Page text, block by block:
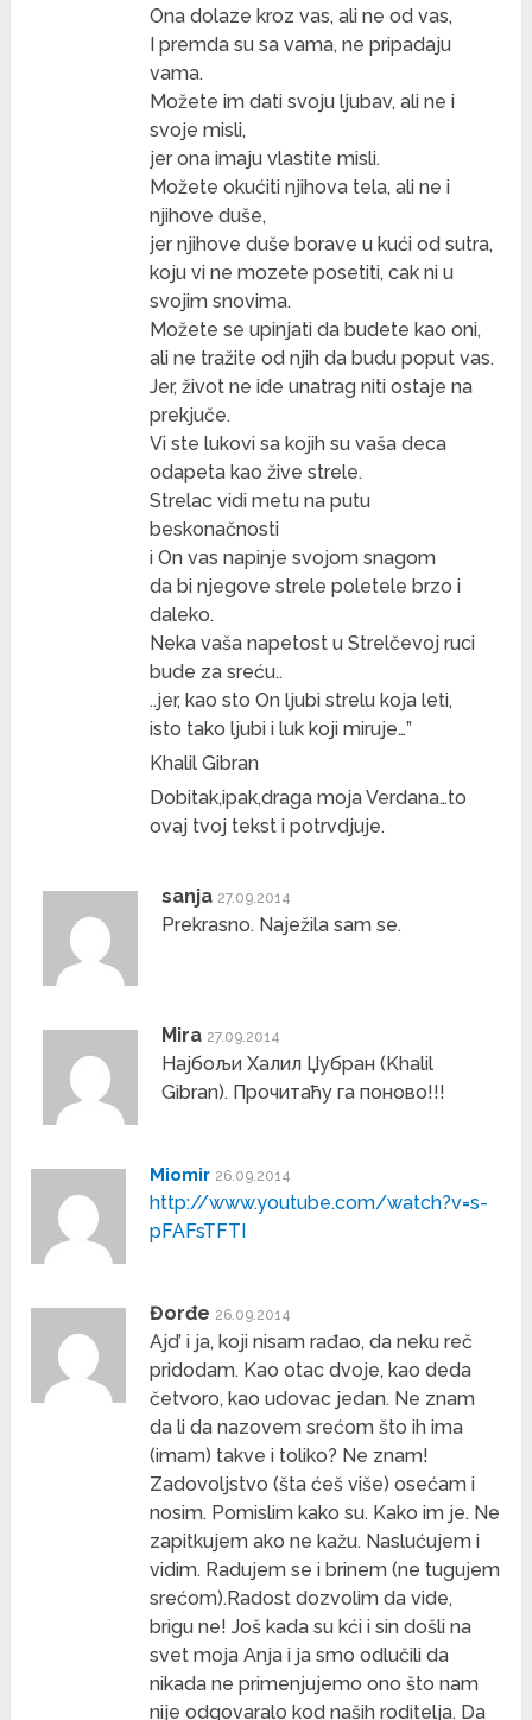
Ona dolaze kroz vas, ali ne od vas,
I premda su sa vama, ne pripadaju
vama.
Možete im dati svoju ljubav, ali ne i
svoje misli,
jer ona imaju vlastite misli.
Možete okućiti njihova tela, ali ne i
njihove duše,
jer njihove duše borave u kući od sutra,
koju vi ne mozete posetiti, cak ni u
svojim snovima.
Možete se upinjati da budete kao oni,
ali ne tražite od njih da budu poput vas.
Jer, život ne ide unatrag niti ostaje na
prekjuče.
Vi ste lukovi sa kojih su vaša deca
odapeta kao žive strele.
Strelac vidi metu na putu
beskonačnosti
i On vas napinje svojom snagom
da bi njegove strele poletele brzo i
daleko.
Neka vaša napetost u Strelčevoj ruci
bude za sreću..
..jer, kao sto On ljubi strelu koja leti,
isto tako ljubi i luk koji miruje…”
Khalil Gibran
Dobitak,ipak,draga moja Verdana…to
ovaj tvoj tekst i potrvdjuje.
sanja 27.09.2014
Prekrasno. Naježila sam se.
Mira 27.09.2014
Најбољи Халил Џубран (Khalil
Gibran). Прочитаћу га поново!!!
Miomir 26.09.2014
http://www.youtube.com/watch?v=s-
pFAFsTFTI
Đorđe 26.09.2014
Ajd’ i ja, koji nisam rađao, da neku reč
pridodam. Kao otac dvoje, kao deda
četvoro, kao udovac jedan. Ne znam
da li da nazovem srećom što ih ima
(imam) takve i toliko? Ne znam!
Zadovoljstvo (šta ćeš više) osećam i
nosim. Pomislim kako su. Kako im je. Ne
zapitkujem ako ne kažu. Naslućujem i
vidim. Radujem se i brinem (ne tugujem
srećom).Radost dozvolim da vide,
brigu ne! Još kada su kći i sin došli na
svet moja Anja i ja smo odlučili da
nikada ne primenjujemo ono što nam
nije odgovaralo kod naših roditelja. Da